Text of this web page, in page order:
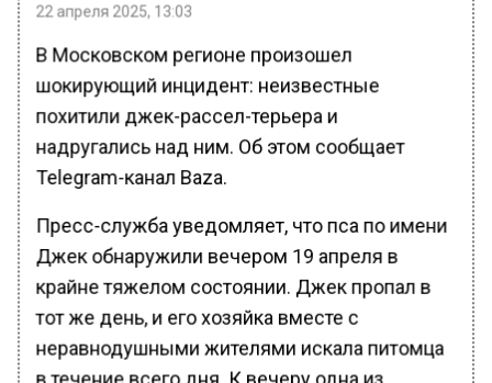
22 апреля 2025, 13:03
В Московском регионе произошел
шокирующий инцидент: неизвестные
похитили джек-рассел-терьера и
надругались над ним. Об этом сообщает
Telegram-канал Baza.
Пресс-служба уведомляет, что пса по имени
Джек обнаружили вечером 19 апреля в
крайне тяжелом состоянии. Джек пропал в
тот же день, и его хозяйка вместе с
неравнодушными жителями искала питомца
в течение всего дня. К вечеру одна из